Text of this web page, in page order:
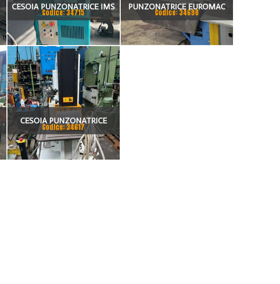
CESOIA PUNZONATRICE IMS
HY 36 VA
Codice: 34715
PUNZONATRICE EUROMAC
ZX1000/30
Codice: 34698
CESOIA PUNZONATRICE
UNIVERSALE FICEP
Codice: 34617